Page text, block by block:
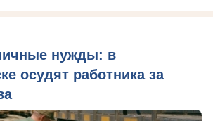
нужды: в
осудят работника за